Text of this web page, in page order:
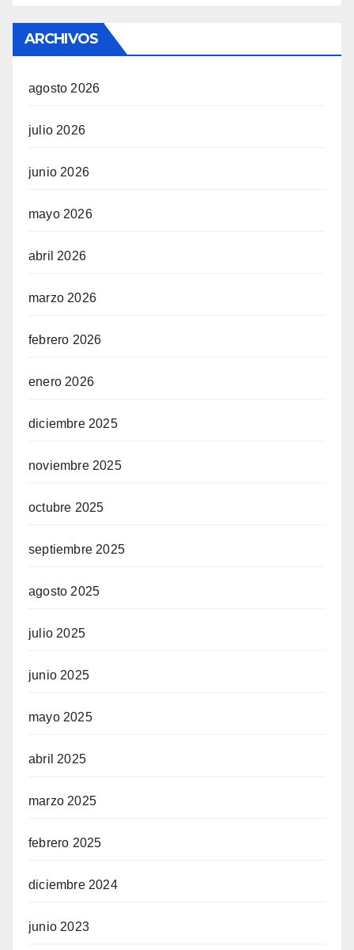
ARCHIVOS
agosto 2026
julio 2026
junio 2026
mayo 2026
abril 2026
marzo 2026
febrero 2026
enero 2026
diciembre 2025
noviembre 2025
octubre 2025
septiembre 2025
agosto 2025
julio 2025
junio 2025
mayo 2025
abril 2025
marzo 2025
febrero 2025
diciembre 2024
junio 2023